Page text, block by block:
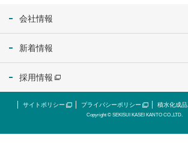
会社情報
新着情報
採用情報
サイトポリシー プライバシーポリシー 積水化成
Copyright © SEKISUI KASEI KANTO CO.,LTD.